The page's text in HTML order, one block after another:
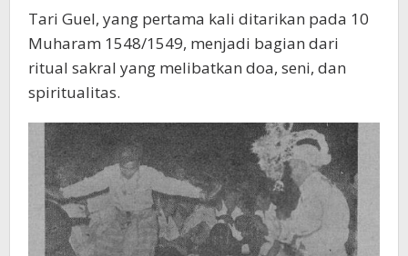
Tari Guel, yang pertama kali ditarikan pada 10
Muharam 1548/1549, menjadi bagian dari
ritual sakral yang melibatkan doa, seni, dan
spiritualitas.